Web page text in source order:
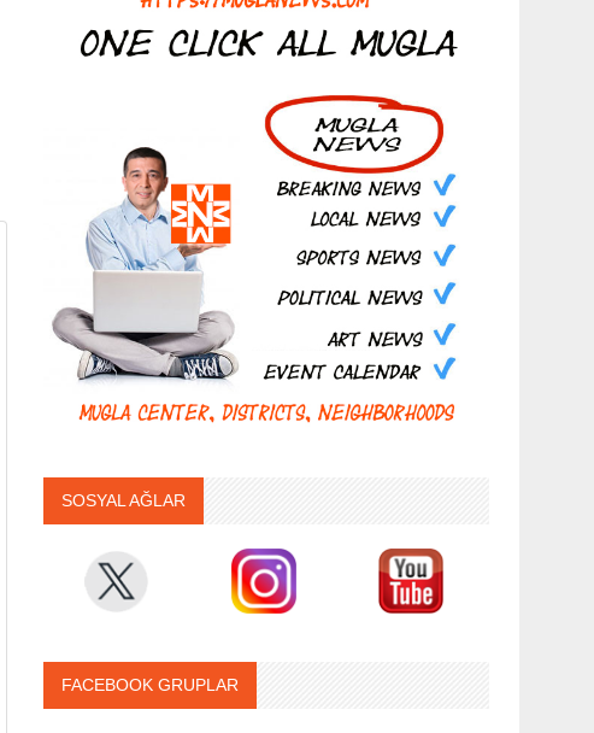
SOSYAL AĞLAR
FACEBOOK GRUPLAR